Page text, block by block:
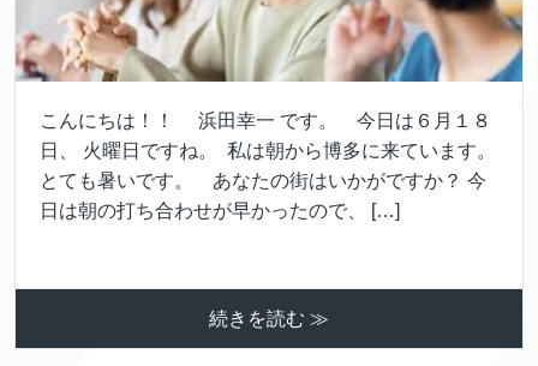
こんにちは！！ 浜田幸一 です。 今日は６月１８
日、 火曜日ですね。 私は朝から博多に来ています。
とても暑いです。 あなたの街はいかがですか？ 今
日は朝の打ち合わせが早かったので、 […]
続きを読む ≫